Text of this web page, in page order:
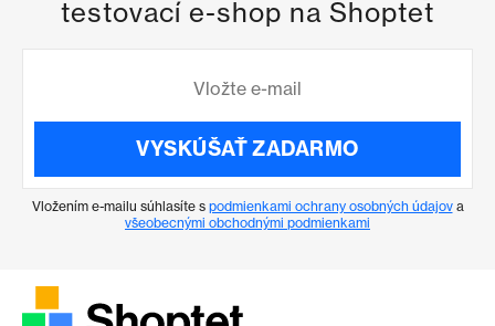
testovací e-shop na Shoptet
VYSKÚŠAŤ ZADARMO
Vložením e-mailu súhlasíte s podmienkami ochrany osobných údajova
všeobecnými obchodnými podmienkami